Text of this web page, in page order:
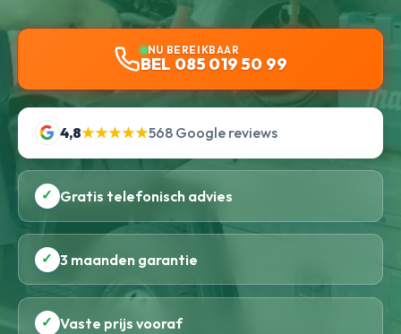
NU BEREIKBAAR
BEL 085 019 50 99
4,8★★★★★568 Google reviews
✓ Gratis telefonisch advies
✓ 3 maanden garantie
✓ Vaste prijs vooraf